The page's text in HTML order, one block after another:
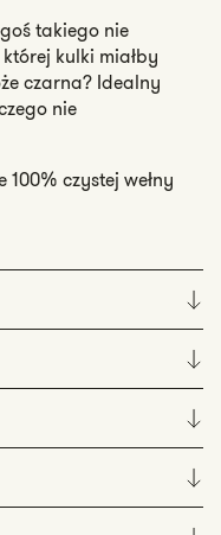
takiego nie
kulki miałby
czarna? Idealny
nie
czystej wełny